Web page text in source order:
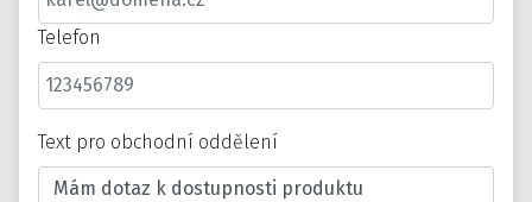
Telefon
Text pro obchodní oddělení